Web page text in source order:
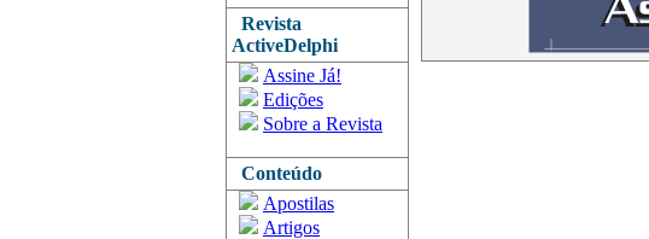
Revista
ActiveDelphi
Assine Já!
Edições
Sobre a Revista
Conteúdo
Apostilas
Artigos